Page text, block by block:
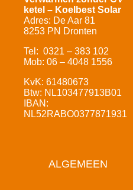
ketel – Koelbest Solar
Adres: De Aar 81
8253 PN Dronten
Tel: 0321 – 383 102
Mob: 06 – 4048 1556
KvK: 61480673
Btw: NL103477913B01
IBAN:
NL52RABO0377871931
ALGEMEEN